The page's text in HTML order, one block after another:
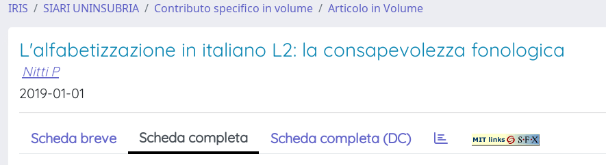
IRIS SIARI UNINSUBRIA Contributo specifico in volume Articolo in Volume
L'alfabetizzazione in italiano L2: la consapevolezza fonologica
Nitti P
2019-01-01
Scheda breve Scheda completa Scheda completa (DC)